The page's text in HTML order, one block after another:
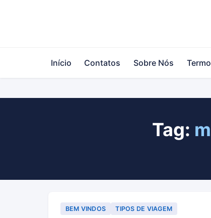
Início Contatos Sobre Nós
Tag:
BEM VINDOS TIPOS DE VIAGEM